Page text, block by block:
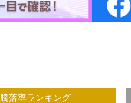
騰落率ランキング